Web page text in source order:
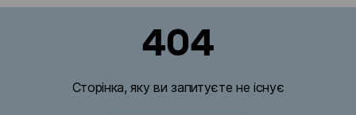
404
Сторінка, яку ви запитуєте не існує